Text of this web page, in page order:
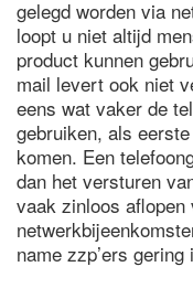
gelegd worden via
loopt u niet altijd
product kunnen
mail levert ook niet
eens wat vaker de
gebruiken, als
komen. Een
dan het versturen
vaak zinloos aflopen
name zzp’ers gering